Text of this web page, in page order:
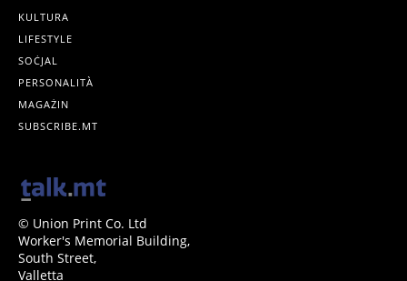
KULTURA
LIFESTYLE
SOĊJAL
PERSONALITÀ
MAGAŻIN
SUBSCRIBE.MT
© Union Print Co. Ltd
Worker's Memorial Building,
South Street,
Valletta